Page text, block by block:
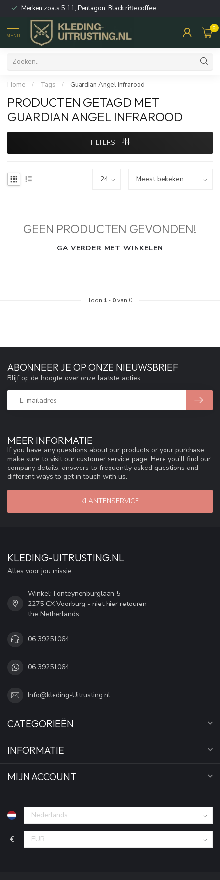
Merken zoals 5.11, Pentagon, Black rifle coffee
MENU
0
Home / Tags / Guardian Angel infrarood
PRODUCTEN GETAGD MET
GUARDIAN ANGEL INFRAROOD
FILTERS
GEEN PRODUCTEN GEVONDEN!
GA VERDER MET WINKELEN
Toon 1 - 0van 0
MEER INFORMATIE
If you have any questions about our products or your purchase,
make sure to visit our customer service page. Here you'll find our
company details, answers to frequently asked questions and
different ways to get in touch with us.
KLANTENSERVICE
ABONNEER JE OP ONZE NIEUWSBRIEF
Blijf op de hoogte over onze laatste acties
KLEDING-UITRUSTING.NL
Alles voor jou missie
Winkel: Fonteynenburglaan 5
2275 CX Voorburg - niet hier retouren
the Netherlands
06 39251064
06 39251064
Info@kleding-Uitrusting.nl
CATEGORIEËN
INFORMATIE
MIJN ACCOUNT
€